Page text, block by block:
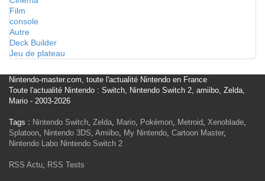
Film
console
Autre
Deck Builder
Jeu de plateau
Nintendo-master.com, toute l'actualité Nintendo en France
Toute l'actualité Nintendo : Switch, Nintendo Switch 2, amiibo, Zelda,
Mario - 2003-2026
Tags : Nintendo Switch, Zelda, Mario, Pokémon, Metroid, Xenoblade,
Splatoon, Nintendo 3DS, Amiibo, My Nintendo, Cartoon Master,
Nintendo Labo Nintendo Switch 2
RSS Actu, RSS Tests